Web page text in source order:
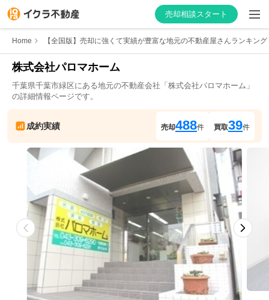
売却相談スタート
はじめての方へ
不動産会社を探す
物件の価格を知る
お家の売却を学ぶ
不動産会社向け情報
Home 【全国版】売却に強くて実績が豊富な地元の不動産屋さんランキング
株式会社パロマホーム
千葉県千葉市緑区にある地元の不動産会社「 株式会社パロマホーム 」
の詳細情報ページです。
成約実績 売却488件 買取39件